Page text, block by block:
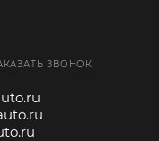
ЗВОНОК